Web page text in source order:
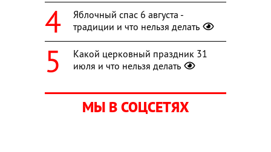
Яблочный спас 6 августа -
традиции и что нельзя делать
Какой церковный праздник 31
июля и что нельзя делать
МЫ В СОЦСЕТЯХ